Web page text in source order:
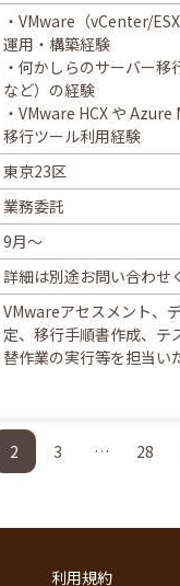
・VMware（vCenter/
運用・構築経験
・何かしらのサーバー移
など）の経験
・VMware HCX や
移行ツール利用経験
東京23区
業務委託
9月～
詳細は別途お問い合わせ
VMwareアセスメント、
定、移行手順書作成、テ
替作業の実行等を担当い
2 3 … 28
利用規約